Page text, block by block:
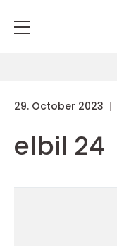
29. October 2023
elbil 24